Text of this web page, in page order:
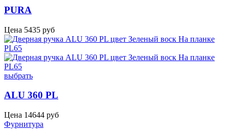
PURA
Цена 5435 руб
выбрать
ALU 360 PL
Цена 14644 руб
Фурнитура